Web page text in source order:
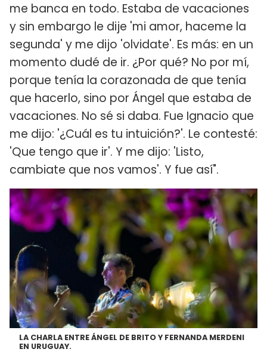
me banca en todo. Estaba de vacaciones
y sin embargo le dije 'mi amor, haceme la
segunda' y me dijo 'olvidate'. Es más: en un
momento dudé de ir. ¿Por qué? No por mí,
porque tenía la corazonada de que tenía
que hacerlo, sino por Ángel que estaba de
vacaciones. No sé si daba. Fue Ignacio que
me dijo: '¿Cuál es tu intuición?'. Le contesté:
'Que tengo que ir'. Y me dijo: 'Listo,
cambiate que nos vamos'. Y fue así".
LA CHARLA ENTRE ÁNGEL DE BRITO Y FERNANDA MERDENI
EN URUGUAY.